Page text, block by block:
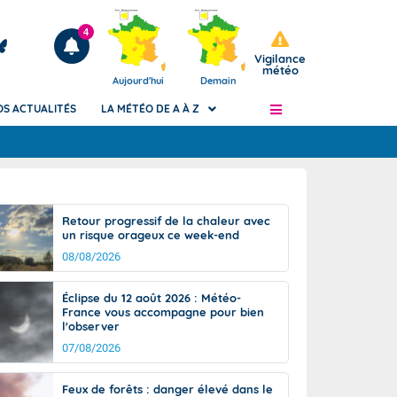
Articles
4
Aujourd'hui Demain
Vigilance
météo
de
Phénomènes dangereux de J+2 à J+7
Avertissement pluies intenses à l'échelle
des communes (Apic)
Bulletins Marine
Bulletins d'estimation du risque
d'avalanche
Météo des forêts
Vigicrues
ACTUALITÉS LA MÉTÉO DE A À Z
Retour progressif de la chaleur avec
un risque orageux ce week-end
08/08/2026
Éclipse du 12 août 2026 : Météo-
France vous accompagne pour bien
l'observer
07/08/2026
Feux de forêts : danger élevé dans le